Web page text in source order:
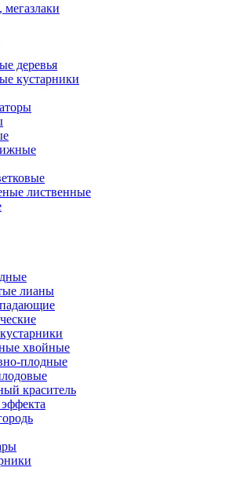
деревья
кустарники
лиственные
лианы
хвойные
плодные
краситель